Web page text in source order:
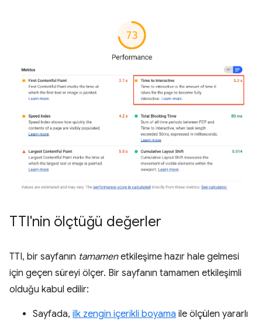
TTI'nin ölçtüğü değerler
TTI, bir sayfanın tamamenetkileşime hazır hale gelmesi
için geçen süreyi ölçer. Bir sayfanın tamamen etkileşimli
olduğu kabul edilir:
Sayfada, ilk zengin içerikli boyama ile ölçülen yararlı